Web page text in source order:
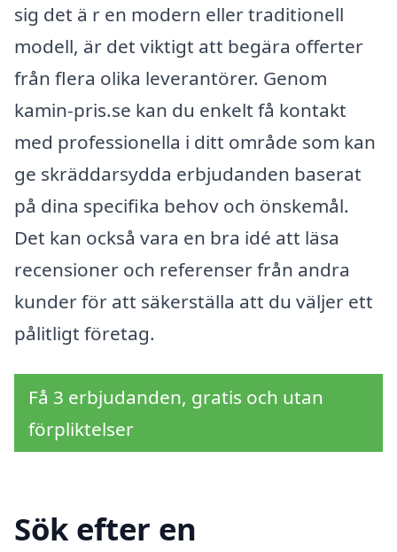
sig det ä r en modern eller traditionell
modell, är det viktigt att begära offerter
från flera olika leverantörer. Genom
kamin-pris.se kan du enkelt få kontakt
med professionella i ditt område som kan
ge skräddarsydda erbjudanden baserat
på dina specifika behov och önskemål.
Det kan också vara en bra idé att läsa
recensioner och referenser från andra
kunder för att säkerställa att du väljer ett
pålitligt företag.
Få 3 erbjudanden, gratis och utan
förpliktelser
Sök efter en